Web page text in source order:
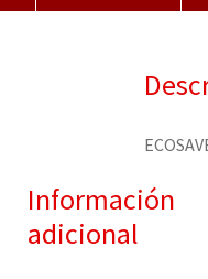
Información
adicional